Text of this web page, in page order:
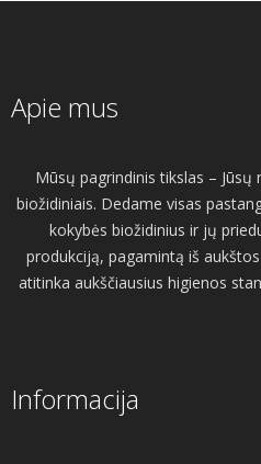
Apie mus
Mūsų pagrindinis tikslas –
biožidiniais. Dedame visas
kokybės biožidinius ir jų
produkciją, pagamintą iš
atitinka aukščiausius higienos
Informacija